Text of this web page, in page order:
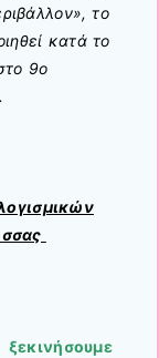
το
κατά το
9ο